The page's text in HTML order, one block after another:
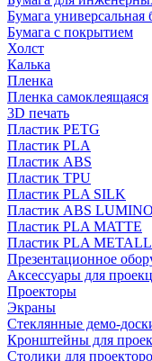
Бумага универсальная
Бумага с покрытием
Холст
Калька
Пленка
Пленка самоклеящаяся
3D печать
Пластик PETG
Пластик PLA
Пластик ABS
Пластик TPU
Пластик PLA SILK
Пластик ABS
Пластик PLA MATTE
Пластик PLA METALL
Презентационное
Аксессуары для
Проекторы
Экраны
Стеклянные демо-
Кронштейны для
Столики для